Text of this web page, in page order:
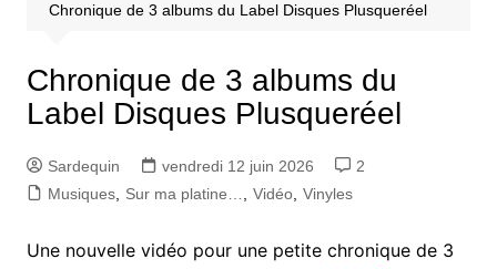
Chronique de 3 albums du Label Disques Plusqueréel
Chronique de 3 albums du
Label Disques Plusqueréel
Sardequin vendredi 12 juin 2026
2
Musiques, Sur ma platine… Vidéo, Vinyles
Une nouvelle vidéo pour une petite chronique de 3